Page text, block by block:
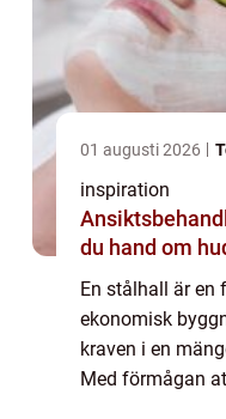
01 augusti 2026
inspiration
du hand om
En stålhall är en
ekonomisk
kraven i en
Med förmågan